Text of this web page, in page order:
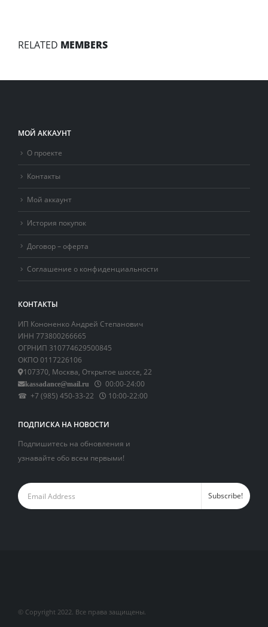
RELATED MEMBERS
МОЙ АККАУНТ
О проекте
Контакты
Мой аккаунт
История покупок
Договор – оферта
Соглашение о конфиденциальности
КОНТАКТЫ
ИП Кононенко Андрей Степанович
ИНН 773800266665
ОГРНИП 310774629500845
ОКПО 0117226106
107370, Москва, Открытое шоссе, 22
kassadance@mail.ru
00:00-24:00
☎ +7 (985) 450-33-22
10:00-22:00
ПОДПИСКА НА НОВОСТИ
Подпишитесь на обновления и
узнавайте обо всем первыми!
© Copyright 2022. Все права защищены.